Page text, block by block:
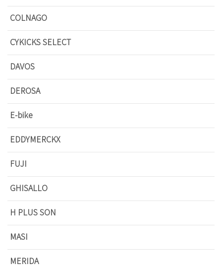
COLNAGO
CYKICKS SELECT
DAVOS
DEROSA
E-bike
EDDYMERCKX
FUJI
GHISALLO
H PLUS SON
MASI
MERIDA